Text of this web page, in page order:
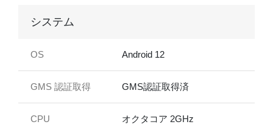
システム
OS Android 12
GMS 認証取得 GMS認証取得済
CPU オクタコア 2GHz